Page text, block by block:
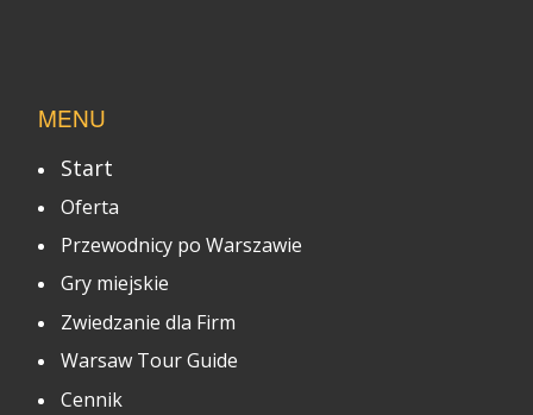
MENU
Start
Oferta
Przewodnicy po Warszawie
Gry miejskie
Zwiedzanie dla Firm
Warsaw Tour Guide
Cennik